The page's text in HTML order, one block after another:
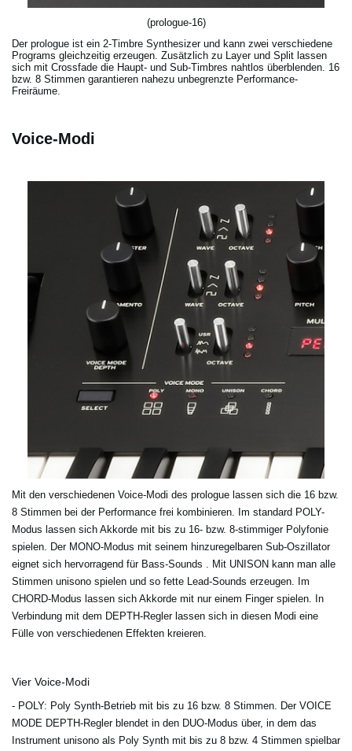
(prologue-16)
Der prologue ist ein 2-Timbre Synthesizer und kann zwei verschiedene
Programs gleichzeitig erzeugen. Zusätzlich zu Layer und Split lassen
sich mit Crossfade die Haupt- und Sub-Timbres nahtlos überblenden. 16
bzw. 8 Stimmen garantieren nahezu unbegrenzte Performance-
Freiräume.
Voice-Modi
Mit den verschiedenen Voice-Modi des prologue lassen sich die 16 bzw.
8 Stimmen bei der Performance frei kombinieren. Im standard POLY-
Modus lassen sich Akkorde mit bis zu 16- bzw. 8-stimmiger Polyfonie
spielen. Der MONO-Modus mit seinem hinzuregelbaren Sub-Oszillator
eignet sich hervorragend für Bass-Sounds . Mit UNISON kann man alle
Stimmen unisono spielen und so fette Lead-Sounds erzeugen. Im
CHORD-Modus lassen sich Akkorde mit nur einem Finger spielen. In
Verbindung mit dem DEPTH-Regler lassen sich in diesen Modi eine
Fülle von verschiedenen Effekten kreieren.
Vier Voice-Modi
- POLY: Poly Synth-Betrieb mit bis zu 16 bzw. 8 Stimmen. Der VOICE
MODE DEPTH-Regler blendet in den DUO-Modus über, in dem das
Instrument unisono als Poly Synth mit bis zu 8 bzw. 4 Stimmen spielbar